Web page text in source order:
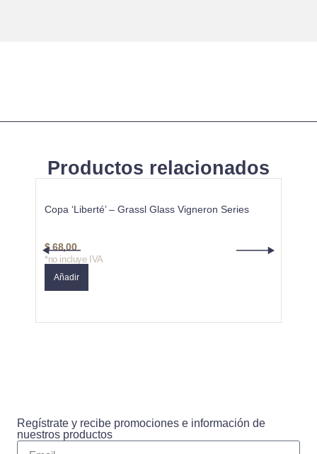
Productos relacionados
Copa ‘Liberté’ – Grassl Glass Vigneron Series
$68,00
*no incluye IVA
Añadir
Regístrate y recibe promociones e información de
nuestros productos